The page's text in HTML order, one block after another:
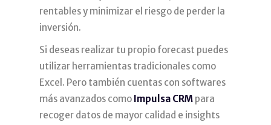
rentables y minimizar el riesgo de perder la
inversión.
Si deseas realizar tu propio forecast puedes
utilizar herramientas tradicionales como
Excel. Pero también cuentas con softwares
más avanzados como Impulsa CRM para
recoger datos de mayor calidad e insights